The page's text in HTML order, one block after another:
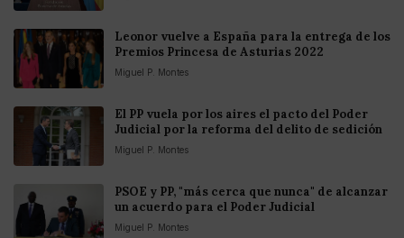
Leonor vuelve a España para la entrega de los
Premios Princesa de Asturias 2022
Miguel P. Montes
El PP vuela por los aires el pacto del Poder
Judicial por la reforma del delito de sedición
Miguel P. Montes
PSOE y PP, "más cerca que nunca" de alcanzar
un acuerdo para el Poder Judicial
Miguel P. Montes